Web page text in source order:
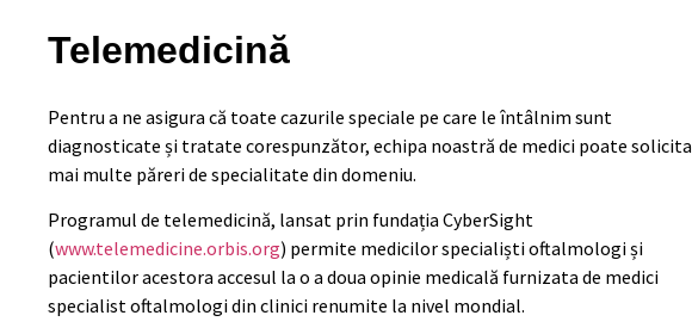
Telemedicină
Pentru a ne asigura că toate cazurile speciale pe care le întâlnim sunt
diagnosticate și tratate corespunzător, echipa noastră de medici poate solicita
mai multe păreri de specialitate din domeniu.
Programul de telemedicină, lansat prin fundația CyberSight
(www.telemedicine.orbis.org) permite medicilor specialiști oftalmologi și
pacientilor acestora accesul la o a doua opinie medicală furnizata de medici
specialist oftalmologi din clinici renumite la nivel mondial.